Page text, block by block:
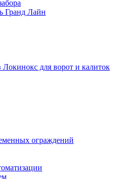
Гранд Лайн
для ворот и калиток
ограждений